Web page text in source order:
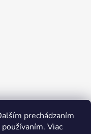
prechádzaním
Viac
nástrojmi